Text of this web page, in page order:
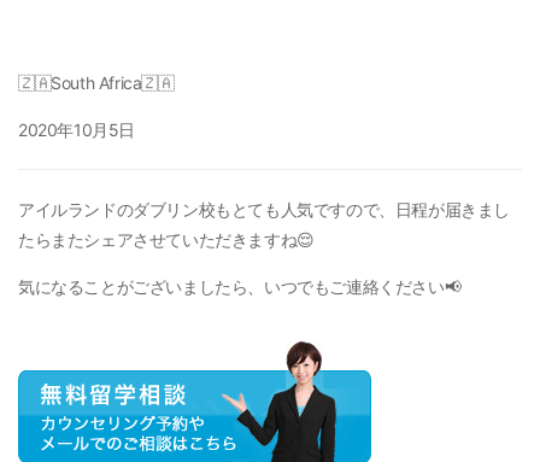
🇿🇦South Africa🇿🇦
2020年10月5日
アイルランドのダブリン校もとても人気ですので、日程が届きまし
たらまたシェアさせていただきますね😌
気になることがございましたら、いつでもご連絡ください📢